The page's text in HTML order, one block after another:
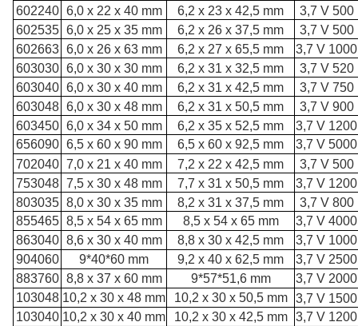
602240 6,0 x 22 x 40 mm 6,2 x 23 x 42,5 mm
3,7 V 500
602535 6,0 x 25 x 35 mm 6,2 x 26 x 37,5 mm
3,7 V 500
602663 6,0 x 26 x 63 mm 6,2 x 27 x 65,5 mm
3,7 V
603030 6,0 x 30 x 30 mm 6,2 x 31 x 32,5 mm
3,7 V 520
603040 6,0 x 30 x 40 mm 6,2 x 31 x 42,5 mm
3,7 V 750
603048 6,0 x 30 x 48 mm 6,2 x 31 x 50,5 mm
3,7 V 900
603450 6,0 x 34 x 50 mm 6,2 x 35 x 52,5 mm
3,7 V
656090 6,5 x 60 x 90 mm 6,5 x 60 x 92,5 mm
3,7 V
702040 7,0 x 21 x 40 mm 7,2 x 22 x 42,5 mm
3,7 V 500
753048 7,5 x 30 x 48 mm 7,7 x 31 x 50,5 mm
3,7 V
803035 8,0 x 30 x 35 mm 8,2 x 31 x 37,5 mm
3,7 V 800
855465 8,5 x 54 x 65 mm 8,5 x 54 x 65 mm
3,7 V
863040 8,6 x 30 x 40 mm 8,8 x 30 x 42,5 mm
3,7 V
904060
9*40*60 mm 9,2 x 40 x 62,5 mm
3,7 V
883760 8,8 x 37 x 60 mm 9*57*51,6 mm
3,7 V
103048 10,2 x 30 x 48 mm 10,2 x 30 x 50,5 mm
3,7 V
103040 10,2 x 30 x 40 mm 10,2 x 30 x 42,5 mm
3,7 V